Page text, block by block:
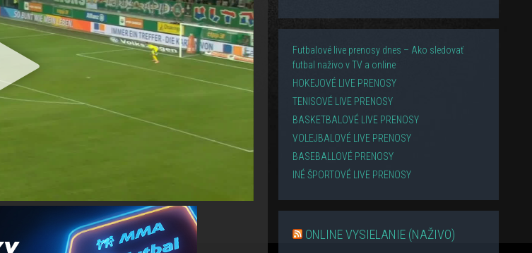
Futbalové live prenosy dnes – Ako sledovať
futbal naživo v TV a online
HOKEJOVÉ LIVE PRENOSY
TENISOVÉ LIVE PRENOSY
BASKETBALOVÉ LIVE PRENOSY
VOLEJBALOVÉ LIVE PRENOSY
BASEBALLOVÉ PRENOSY
INÉ ŠPORTOVÉ LIVE PRENOSY
ONLINE VYSIELANIE (NAŽIVO)